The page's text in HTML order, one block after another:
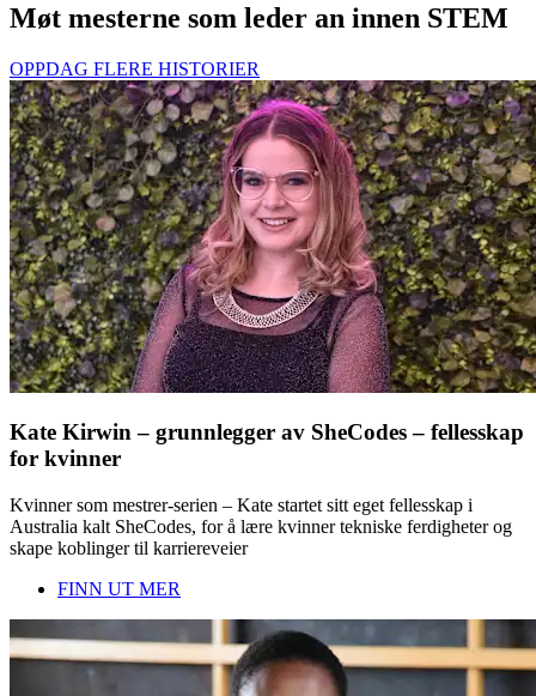
Møt mesterne som leder an innen STEM
OPPDAG FLERE HISTORIER
Kate Kirwin – grunnlegger av SheCodes – fellesskap
for kvinner
Kvinner som mestrer-serien – Kate startet sitt eget fellesskap i
Australia kalt SheCodes, for å lære kvinner tekniske ferdigheter og
skape koblinger til karriereveier
FINN UT MER